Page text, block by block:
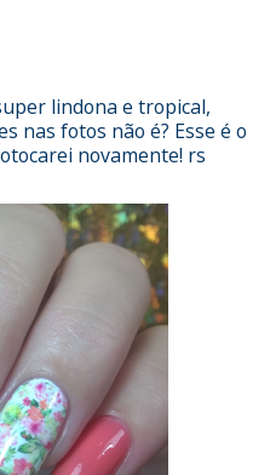
lindona e tropical,
nas fotos não é? Esse é o
novamente! rs